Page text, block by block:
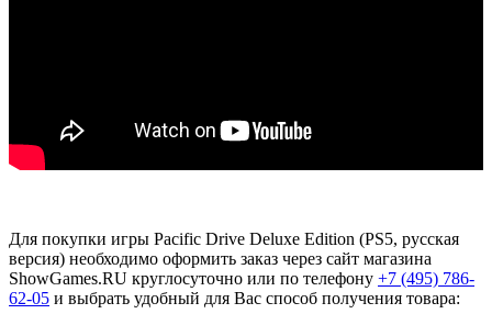
Для покупки игры Pacific Drive Deluxe Edition (PS5, русская
версия) необходимо оформить заказ через сайт магазина
ShowGames.RU круглосуточно или по телефону +7 (495) 786-
62-05 и выбрать удобный для Вас способ получения товара: